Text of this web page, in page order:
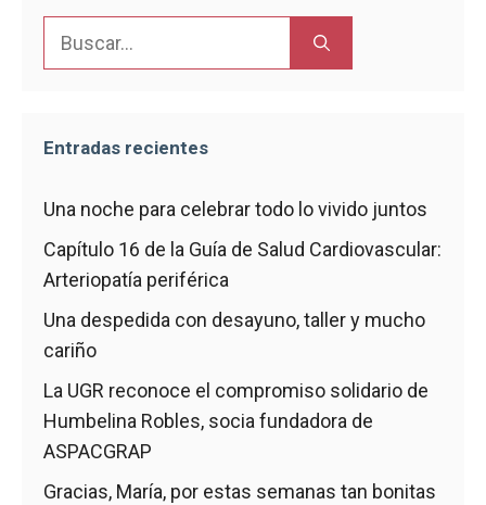
Buscar:
Entradas recientes
Una noche para celebrar todo lo vivido juntos
Capítulo 16 de la Guía de Salud Cardiovascular:
Arteriopatía periférica
Una despedida con desayuno, taller y mucho
cariño
La UGR reconoce el compromiso solidario de
Humbelina Robles, socia fundadora de
ASPACGRAP
Gracias, María, por estas semanas tan bonitas